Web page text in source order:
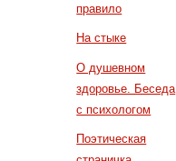
правило
На стыке
О душевном
здоровье. Беседа
с психологом
Поэтическая